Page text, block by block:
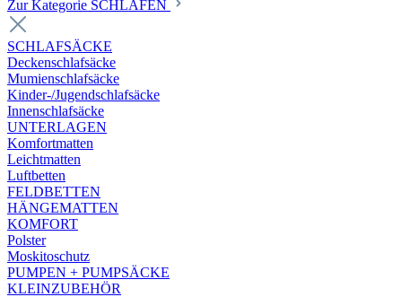
Zur Kategorie SCHLAFEN
SCHLAFSÄCKE
Deckenschlafsäcke
Mumienschlafsäcke
Kinder-/Jugendschlafsäcke
Innenschlafsäcke
UNTERLAGEN
Komfortmatten
Leichtmatten
Luftbetten
FELDBETTEN
HÄNGEMATTEN
KOMFORT
Polster
Moskitoschutz
PUMPEN + PUMPSÄCKE
KLEINZUBEHÖR